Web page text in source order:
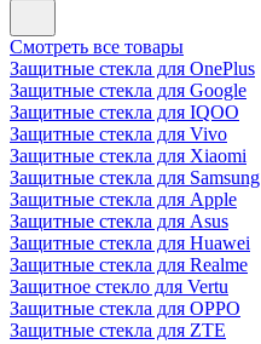
Смотреть все товары
Защитные стекла для OnePlus
Защитные стекла для Google
Защитные стекла для IQOO
Защитные стекла для Vivo
Защитные стекла для Xiaomi
Защитные стекла для Samsung
Защитные стекла для Apple
Защитные стекла для Asus
Защитные стекла для Huawei
Защитные стекла для Realme
Защитное стекло для Vertu
Защитные стекла для OPPO
Защитные стекла для ZTE